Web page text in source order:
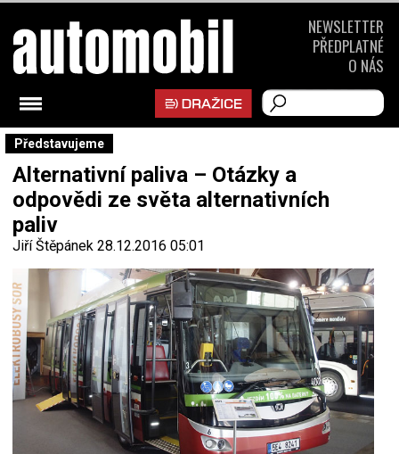
Představujeme
Alternativní paliva – Otázky a
odpovědi ze světa alternativních
paliv
Jiří Štěpánek 28.12.2016 05:01
NEWSLETTER
PŘEDPLATNÉ
O NÁS